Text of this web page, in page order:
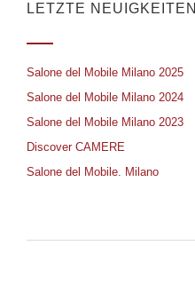
LETZTE NEUIGKEITEN
Salone del Mobile Milano 2025
Salone del Mobile Milano 2024
Salone del Mobile Milano 2023
Discover CAMERE
Salone del Mobile. Milano